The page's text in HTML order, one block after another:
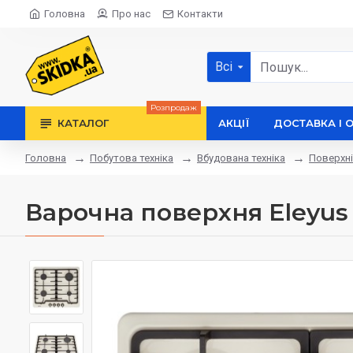
Головна Про нас Контакти
Всі
КАТАЛОГ
Розпродаж
АКЦІЇ ДОСТАВКА І
Головна Побутова техніка Вбудована техніка Поверхні
Варочна поверхня Eleyus